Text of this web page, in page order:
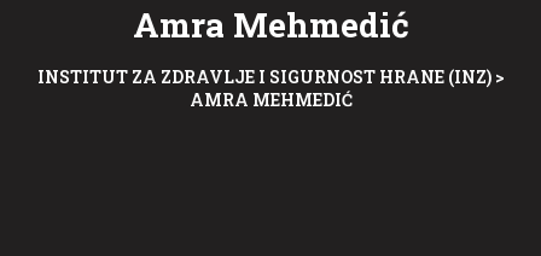
Amra Mehmedić
INSTITUT ZA ZDRAVLJE I SIGURNOST HRANE (INZ)>
AMRA MEHMEDIĆ